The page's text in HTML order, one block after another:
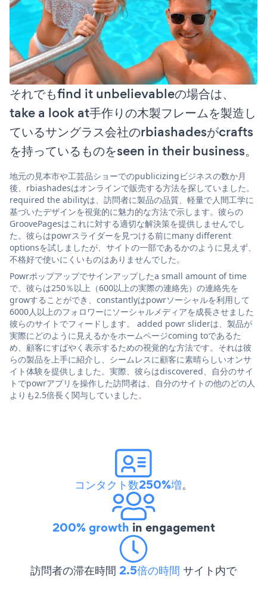
それでもfind it unbelievableの場合は、
take a look at手作りの木製フレームを製造し
ているサングラス会社のrbiashadesがcrafts
を持っているものをseen in their business。
地元の見本市や工芸品ショーでのpublicizingビジネスの数か月
後、rbiashadesはオンラインで販売する方法を探していました。
required the abilityは、訪問者に製品の品質、軽量で人間工学に
基づいたデザインを視覚的に魅力的な方法で示します。彼らの
GroovePagesはこれに対する適切な解決策を提供しませんでし
た。彼らはpowrスライダーを見つける前にmany different
optionsを試しましたが、サイトの一部であるかのように見えず、
不格好で使いにくいものはありませんでした。
Powrポップアップでサインアップしたa small amount of time
で、彼らは250％以上（600以上の実際の連絡先）の連絡先を
growすることができ、constantlyはpowrソーシャルを利用して
6000人以上のフォロワーにソーシャルメディアを成長させました
彼らのサイトでフィードします。 added powr sliderは、製品が
実際にどのように見えるかをホームページcoming toであるた
め、顧客にすばやく表示するための視覚的な方法です。それは彼
らの製品を上手に紹介し、シームレスに顧客に素晴らしいオンサ
イト体験を提供しました。実際、彼らはdiscovered、自分のサイ
トでpowrアプリを操作した訪問者は、自分のサイトの他のどの人
よりも2.5倍長く関与していました。
コンタクト数250%増。
200% growth in engagement
訪問者の滞在時間 2.5倍の時間 サイト内で